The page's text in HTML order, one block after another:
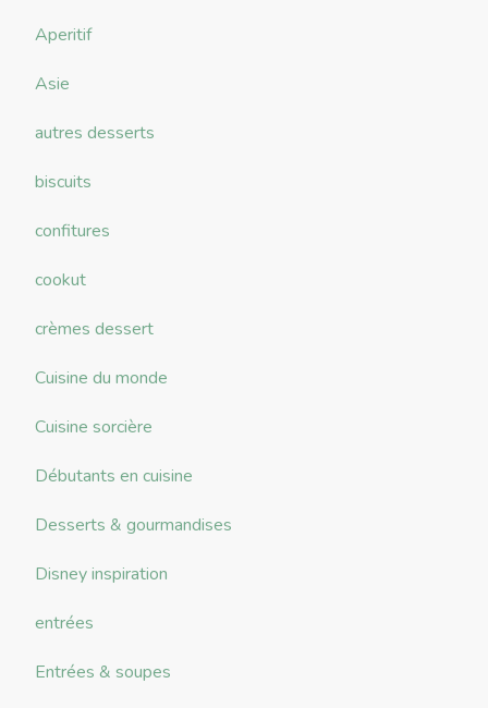
Aperitif
Asie
autres desserts
biscuits
confitures
cookut
crèmes dessert
Cuisine du monde
Cuisine sorcière
Débutants en cuisine
Desserts & gourmandises
Disney inspiration
entrées
Entrées & soupes